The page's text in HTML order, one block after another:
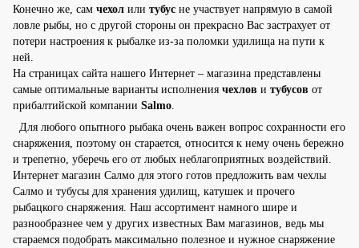
Конечно же, сам чехол или тубус не участвует напрямую в самой
ловле рыбы, но с другой стороны он прекрасно Вас застрахует от
потери настроения к рыбалке из-за поломки удилища на пути к
ней.
На страницах сайта нашего Интернет – магазина представлены
самые оптимальные варианты исполнения чехлов и тубусов от
прибалтийской компании Salmo
Для любого опытного рыбака очень важен вопрос сохранности его
снаряжения, поэтому он старается, относится к нему очень бережно
и трепетно, уберечь его от любых неблагоприятных воздействий.
Интернет магазин Салмо для этого готов предложить вам чехлы
Салмо и тубусы для хранения удилищ, катушек и прочего
рыбацкого снаряжения. Наш ассортимент намного шире и
разнообразнее чем у других известных Вам магазинов, ведь мы
стараемся подобрать максимально полезное и нужное снаряжение